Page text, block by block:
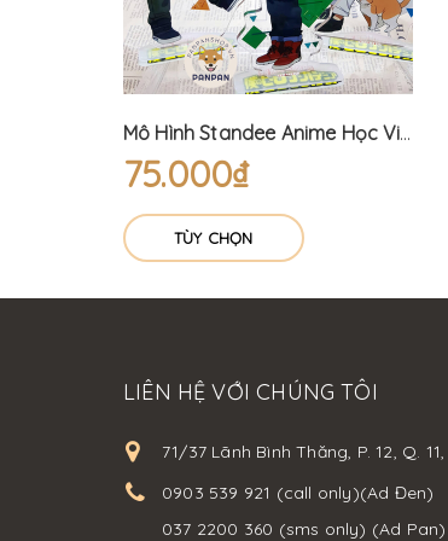
Mô Hình Standee Anime Học Viện Siêu Anh Hùng Đồ Thường ngày - My Hero Academia (15cm) Bakugo Izuku Shoto
75.000₫
TÙY CHỌN
LIÊN HỆ VỚI CHÚNG TÔI
71/37 Lãnh Bình Thăng, P. 12, Q. 11,
0903 539 921 (call only)(Ad Đen)
037 2200 360 (sms only) (Ad Pan)